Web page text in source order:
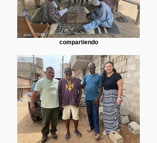
compartiendo